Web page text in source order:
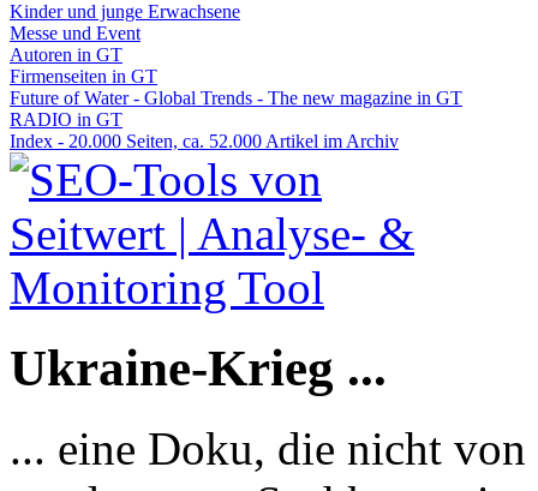
Kinder und junge Erwachsene
Messe und Event
Autoren in GT
Firmenseiten in GT
Future of Water - Global Trends - The new magazine in GT
RADIO in GT
Index - 20.000 Seiten, ca. 52.000 Artikel im Archiv
Ukraine-Krieg ...
... eine Doku, die nicht